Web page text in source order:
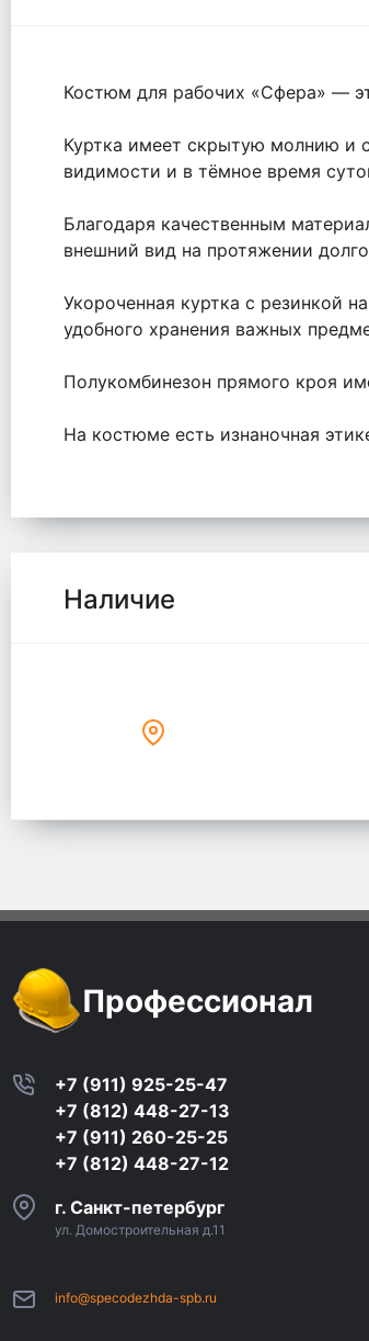
Костюм для рабочих «Сфера» —
Куртка имеет скрытую молнию и
видимости и в тёмное время
Благодаря качественным
внешний вид на протяжении
Укороченная куртка с резинкой
удобного хранения важных
Полукомбинезон прямого кроя
На костюме есть изнаночная
Наличие
Профессионал
+7 (911) 925-25-47
+7 (812) 448-27-13
+7 (911) 260-25-25
+7 (812) 448-27-12
г. Санкт-петербург
ул. Домостроительная д.11
info@specodezhda-spb.ru